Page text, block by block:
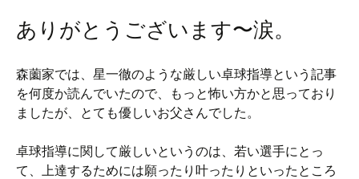
ありがとうございます〜涙。
森薗家では、星一徹のような厳しい卓球指導という記事
を何度か読んでいたので、もっと怖い方かと思っており
ましたが、とても優しいお父さんでした。
卓球指導に関して厳しいというのは、若い選手にとっ
て、上達するためには願ったり叶ったりといったところ